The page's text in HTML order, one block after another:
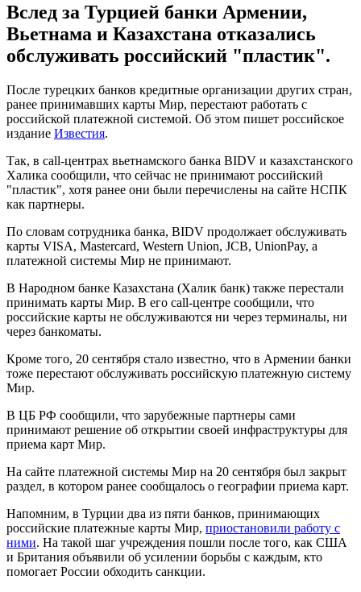
Вслед за Турцией банки Армении,
Вьетнама и Казахстана отказались
обслуживать российский "пластик".
После турецких банков кредитные организации других стран,
ранее принимавших карты Мир, перестают работать с
российской платежной системой. Об этом пишет российское
издание Известия.
Так, в call-центрах вьетнамского банка BIDV и казахстанского
Халика сообщили, что сейчас не принимают российский
"пластик", хотя ранее они были перечислены на сайте НСПК
как партнеры.
По словам сотрудника банка, BIDV продолжает обслуживать
карты VISA, Mastercard, Western Union, JCB, UnionPay, а
платежной системы Мир не принимают.
В Народном банке Казахстана (Халик банк) также перестали
принимать карты Мир. В его call-центре сообщили, что
российские карты не обслуживаются ни через терминалы, ни
через банкоматы.
Кроме того, 20 сентября стало известно, что в Армении банки
тоже перестают обслуживать российскую платежную систему
Мир.
В ЦБ РФ сообщили, что зарубежные партнеры сами
принимают решение об открытии своей инфраструктуры для
приема карт Мир.
На сайте платежной системы Мир на 20 сентября был закрыт
раздел, в котором ранее сообщалось о географии приема карт.
Напомним, в Турции два из пяти банков, принимающих
российские платежные карты Мир, приостановили работу с
ними. На такой шаг учреждения пошли после того, как США
и Британия объявили об усилении борьбы с каждым, кто
помогает России обходить санкции.